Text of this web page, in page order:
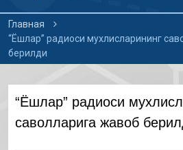
Главная
“Ёшлар” радиоси мухлисларининг
берилди
“Ёшлар” радиоси
саволларига жавоб